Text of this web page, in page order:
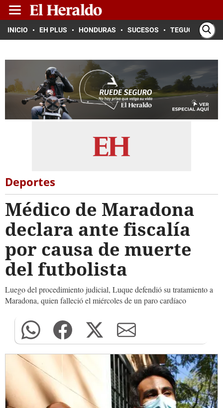
INICIO EH PLUS HONDURAS SUCESOS TEGUCIGALPA
Deportes
Médico de Maradona
declara ante fiscalía
por causa de muerte
del futbolista
Luego del procedimiento judicial, Luque defendió su tratamiento a
Maradona, quien falleció el miércoles de un paro cardíaco